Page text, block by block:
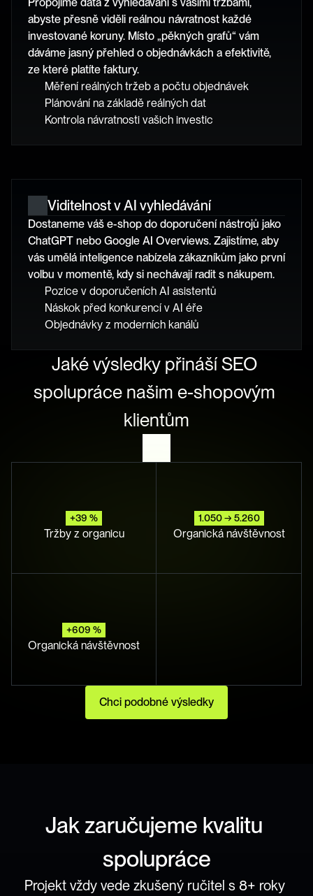
abyste přesně viděli reálnou návratnost každé
investované koruny. Místo „pěkných grafů“ vám
dáváme jasný přehled o objednávkách a efektivitě,
ze které platíte faktury.
Měření reálných tržeb a počtu objednávek
Plánování na základě reálných dat
Kontrola návratnosti vašich investic
Viditelnost v AI vyhledávání
Dostaneme váš e-shop do doporučení nástrojů jako
ChatGPT nebo Google AI Overviews. Zajistíme, aby
vás umělá inteligence nabízela zákazníkům jako první
volbu v momentě, kdy si nechávají radit s nákupem.
Pozice v doporučeních AI asistentů
Náskok před konkurencí v AI éře
Objednávky z moderních kanálů
Jaké výsledky přináší SEO
spolupráce našim e-shopovým
klientům
+39 %
Tržby z organicu
1.050 → 5.260
Organická návštěvnost
+609 %
Organická návštěvnost
Chci podobné výsledky
Jak zaručujeme kvalitu
spolupráce
Projekt vždy vede zkušený ručitel s 8+ roky